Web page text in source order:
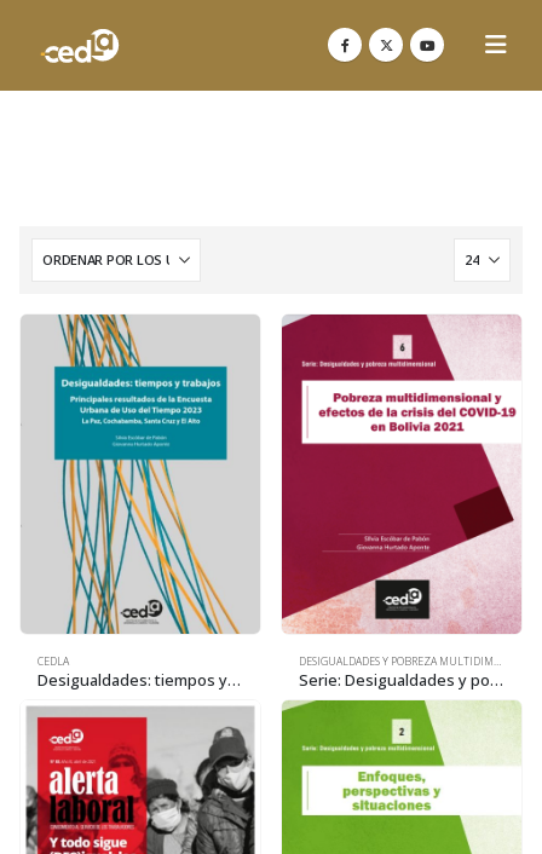
CEDLA
Desigualdades: tiempos y trabajos. Principales resultados de la Encuesta Urbana de Uso del Tiempo 2023. La Paz, Cochabamba, Santa Cruz y El Alto
DESIGUALDADES Y POBREZA MULTIDIMENSIONAL
Serie: Desigualdades y pobreza multidimensional. Pobreza multidimensional y efectos de la crisis del COVID-19 en Bolivia 2021